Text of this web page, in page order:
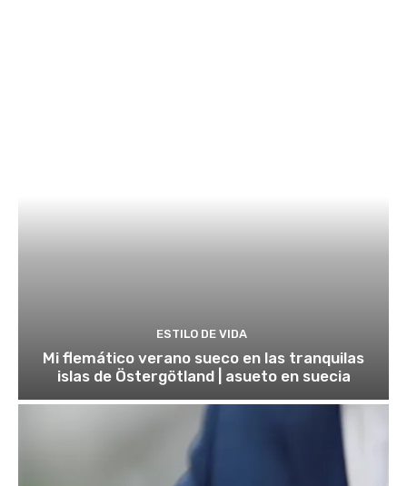
ESTILO DE VIDA
Mi flemático verano sueco en las tranquilas
islas de Östergötland | asueto en suecia